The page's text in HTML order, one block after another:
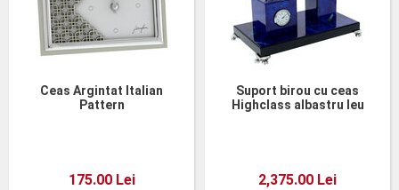
Ceas Argintat Italian
Pattern
175.00 Lei
Suport birou cu ceas
Highclass albastru leu
2,375.00 Lei